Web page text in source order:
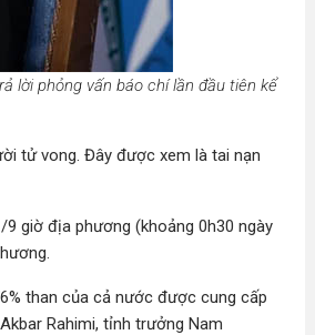
lời phỏng vấn báo chí lần đầu tiên kể
tử vong. Đây được xem là tai nạn
giờ địa phương (khoảng 0h30 ngày
than của cả nước được cung cấp
Rahimi, tỉnh trưởng Nam